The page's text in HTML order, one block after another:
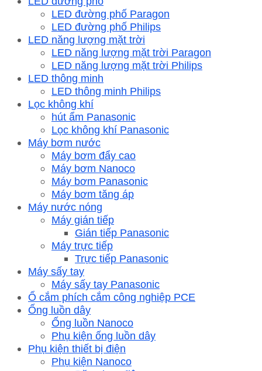
LED đường phố Paragon
LED đường phố Philips
LED năng lượng mặt trời
LED năng lượng mặt trời Paragon
LED năng lượng mặt trời Philips
LED thông minh
LED thông minh Philips
Lọc không khí
hút ẩm Panasonic
Lọc không khí Panasonic
Máy bơm nước
Máy bơm đẩy cao
Máy bơm Nanoco
Máy bơm Panasonic
Máy bơm tăng áp
Máy nước nóng
Máy gián tiếp
Gián tiếp Panasonic
Máy trực tiếp
Trực tiếp Panasonic
Máy sấy tay
Máy sấy tay Panasonic
Ổ cắm phích cắm công nghiệp PCE
Ống luồn dây
Ống luồn Nanoco
Phụ kiện ống luồn dây
Phụ kiện thiết bị điện
Phụ kiện Nanoco